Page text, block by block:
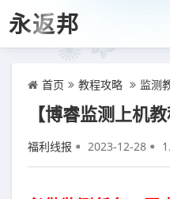
永返邦
首页 教程攻略 监测
【博睿监测上机教
福利线报 2023-12-28